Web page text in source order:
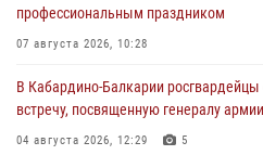
профессиональным праздником
07 августа 2026, 10:28
В Кабардино-Балкарии
встречу, посвященную генералу
04 августа 2026, 12:29 5